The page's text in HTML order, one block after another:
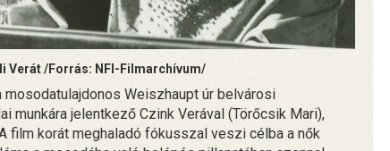
Verát /Forrás: NFI-Filmarchívum/
Weiszhaupt úr belvárosi
munkára jelentkező Czink Verával (Törőcsik Mari),
film korát meghaladó fókusszal veszi célba a nők